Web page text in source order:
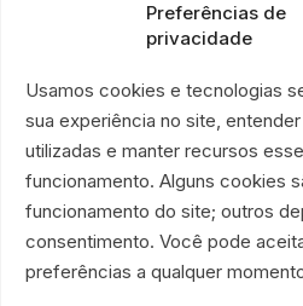
Preferências de
privacidade
Usamos cookies e tecnologias
sua experiência no site,
utilizadas e manter recursos
funcionamento. Alguns cookies
funcionamento do site; outros
consentimento. Você pode
preferências a qualquer
La transparencia
plazo.
Las empresas pueden
conjuntas, campañas
voluntariado corporativo y
con la agenda ESG.